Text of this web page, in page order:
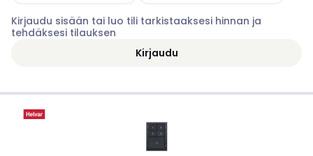
Kirjaudu sisään tai luo tili tarkistaaksesi hinnan ja
tehdäksesi tilauksen
Kirjaudu